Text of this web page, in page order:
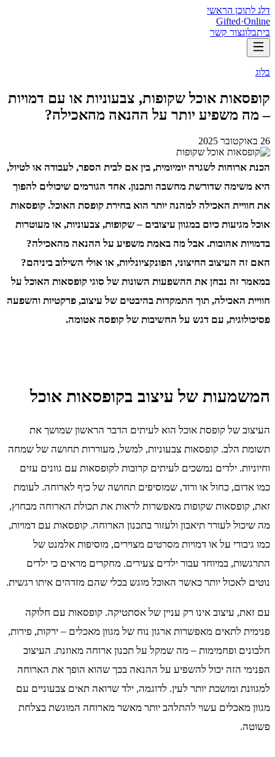
דלג לתוכן הראשי
Gifted·Online
ביתבלוגצור קשר
בלוג
קופסאות אוכל שקופות, צבעוניות או עם דמויות
– מה משפיע יותר על ההנאה מהאכילה?
26 באוקטובר 2025
הכנת ארוחות לשגרה יומיומית, בין אם לבית הספר, לעבודה או לטיול,
היא משימה שדורשת מחשבה ותכנון. אחד הגורמים שיכולים להפוך
את חוויית האכילה למהנה יותר הוא בחירת קופסת האוכל. קופסאות
אוכל מגיעות כיום במגוון עיצובים – שקופות, צבעוניות, או מעוטרות
בדמויות אהובות. אבל מה באמת משפיע על ההנאה מהאכילה?
האם זה העיצוב החיצוני, הפונקציונליות, או אולי השילוב ביניהם?
במאמר זה נבחן את ההשפעות השונות של סוגי קופסאות האוכל על
חוויית האכילה, תוך התמקדות בהיבטים של עיצוב, פרקטיות והשפעה
פסיכולוגית, עם דגש על החשיבות של קופסה אטומה.
המשמעות של עיצוב בקופסאות אוכל
העיצוב של קופסת אוכל הוא לעיתים הדבר הראשון שמושך את
תשומת הלב. קופסאות צבעוניות, למשל, מעוררות תחושה של שמחה
וחיוניות. ילדים נמשכים לעיתים קרובות לקופסאות עם גוונים עזים
כמו אדום, כחול או ורוד, שמוסיפים תחושה של כיף לארוחה. לעומת
זאת, קופסאות שקופות מאפשרות לראות את תכולת הארוחה מבחוץ,
מה שיכול לעורר תיאבון ולעזור בתכנון הארוחה. קופסאות עם דמויות,
כמו גיבורי על או דמויות מסרטים מצוירים, מוסיפות אלמנט של
התרגשות, במיוחד עבור ילדים צעירים. מחקרים מראים כי ילדים
נוטים לאכול יותר כאשר האוכל מוגש בכלי שהם מזדהים איתו רגשית.
עם זאת, עיצוב אינו רק עניין של אסתטיקה. קופסאות עם חלוקה
פנימית לתאים מאפשרות ארגון נוח של מגוון מאכלים – ירקות, פירות,
חלבונים ופחמימות – מה שמקל על תכנון ארוחה מאוזנת. העיצוב
הפנימי הזה יכול להשפיע על ההנאה בכך שהוא הופך את הארוחה
למגוונת ומושכת יותר לעין. לדוגמה, ילד שרואה תאים צבעוניים עם
מגוון מאכלים עשוי להתלהב יותר מאשר מארוחה המוגשת בצלחת
פשוטה.